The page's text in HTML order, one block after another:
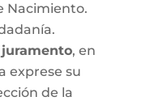
Nacimiento.
, en
exprese su
de la